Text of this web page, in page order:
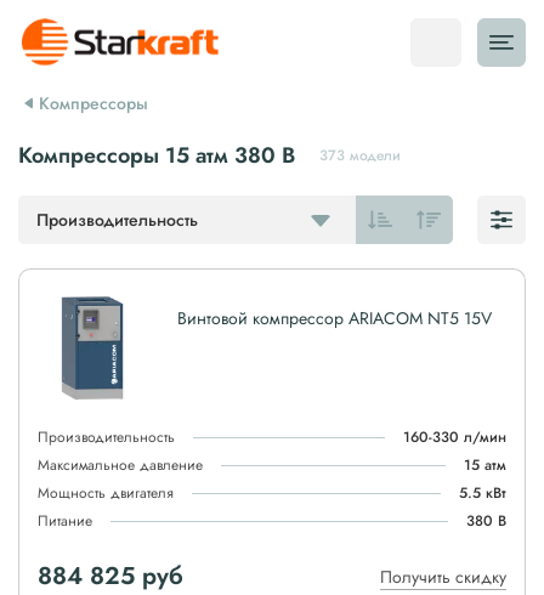
Компрессоры
Компрессоры 15 атм 380 В 373 модели
Производительность
Винтовой компрессор ARIACOM NT5 15V
Производительность
160-330 л/мин
Максимальное давление
15 атм
Мощность двигателя
5.5 кВт
Питание
380 В
884 825 руб Получить скидку